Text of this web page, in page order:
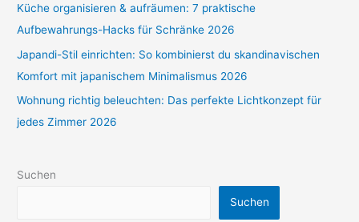
Küche organisieren & aufräumen: 7 praktische
Aufbewahrungs-Hacks für Schränke 2026
Japandi-Stil einrichten: So kombinierst du skandinavischen
Komfort mit japanischem Minimalismus 2026
Wohnung richtig beleuchten: Das perfekte Lichtkonzept für
jedes Zimmer 2026
Suchen
Suchen